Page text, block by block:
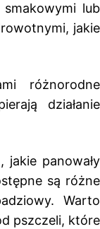
lub
jakie
różnorodne
działanie
jakie panowały
są różne
Warto
pszczeli, które